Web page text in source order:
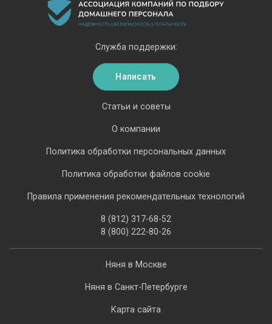
Няня в Москве
Няня в Санкт-Петербурге
Карта сайта
Статьи и советы
О компании
Политика обработки персональных данных
Политика обработки файлов cookie
Правила применения рекомендательных технологий
8 (812) 317-68-52
8 (800) 222-80-26
Служба поддержки:
Написать